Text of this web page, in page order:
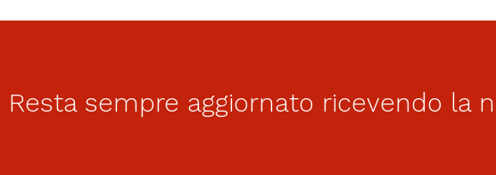
Resta sempre aggiornato ricevendo la